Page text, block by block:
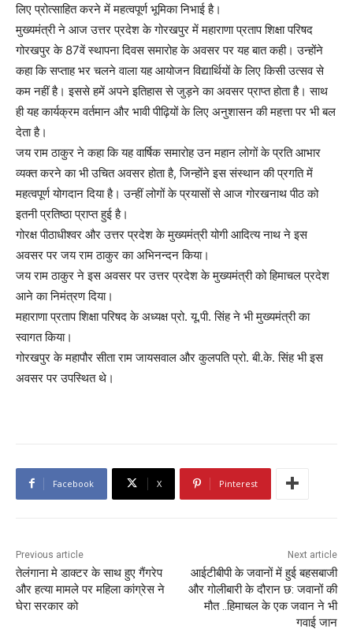
लिए प्रोत्साहित करने में महत्वपूर्ण भूमिका निभाई है।
मुख्यमंत्री ने आज उत्तर प्रदेश के गोरखपुर में महाराणा प्रताप शिक्षा परिषद
गोरखपुर के 87वें स्थापना दिवस समारोह के अवसर पर यह बात कही। उन्होंने
कहा कि सप्ताह भर चलने वाला यह आयोजन विद्यार्थियों के लिए किसी उत्सव से
कम नहीं है। इससे हमें अपने इतिहास से जुड़ने का अवसर प्राप्त होता है। साथ
ही यह कार्यक्रम वर्तमान और भावी पीढ़ियों के लिए अनुशासन की महत्ता पर भी बल
देता है।
जय राम ठाकुर ने कहा कि यह वार्षिक समारोह उन महान लोगों के प्रति आभार
व्यक्त करने का भी उचित अवसर होता है, जिन्होंने इस संस्थान की प्रगति में
महत्वपूर्ण योगदान दिया है। उन्हीं लोगों के प्रयासों से आज गोरखनाथ पीठ को
इतनी प्रतिष्ठा प्राप्त हुई है।
गोरक्ष पीठाधीश्वर और उत्तर प्रदेश के मुख्यमंत्री योगी आदित्य नाथ ने इस
अवसर पर जय राम ठाकुर का अभिनन्दन किया।
जय राम ठाकुर ने इस अवसर पर उत्तर प्रदेश के मुख्यमंत्री को हिमाचल प्रदेश
आने का निमंत्रण दिया।
महाराणा प्रताप शिक्षा परिषद के अध्यक्ष प्रो. यू.पी. सिंह ने भी मुख्यमंत्री का
स्वागत किया।
गोरखपुर के महापौर सीता राम जायसवाल और कुलपति प्रो. बी.के. सिंह भी इस
अवसर पर उपस्थित थे।
Facebook X Pinterest
Previous article
तेलंगाना मे डाक्टर के साथ हुए गैंगरेप
और हत्या मामले पर महिला कांग्रेस ने
घेरा सरकार को
Next article
आईटीबीपी के जवानों में हुई बहसबाजी
और गोलीबारी के दौरान छ: जवानों की
मौत ..हिमाचल के एक जवान ने भी
गवाई जान